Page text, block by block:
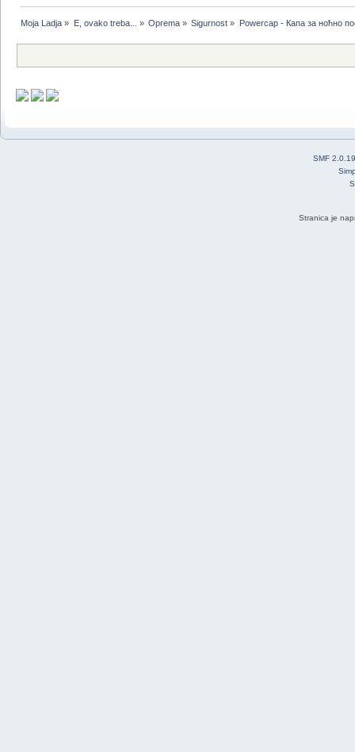
Moja Ladja » E, ovako treba... » Oprema» Sigurnost » Powercap - Капа за ноћно
SMF 2.0.19
Stranica je